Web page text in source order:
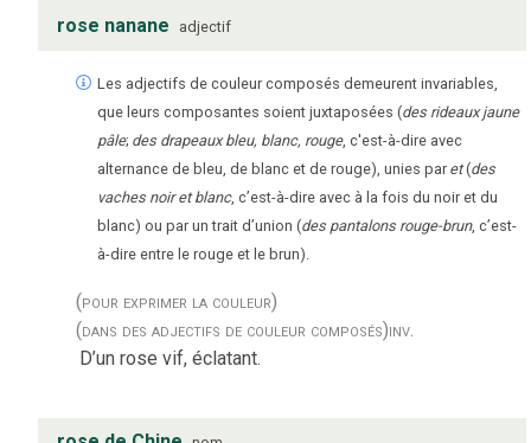
rose nanane adjectif
Les adjectifs de couleur composés demeurent invariables,
que leurs composantes soient juxtaposées (des rideaux jaune
pâle; des drapeaux bleu, blanc, rouge, c'est-à-dire avec
alternance de bleu, de blanc et de rouge), unies par et(des
vaches noir et blanc, c’est-à-dire avec à la fois du noir et du
blanc) ou par un trait d’union (des pantalons rouge-brun, c’est-
à-dire entre le rouge et le brun).
(pour exprimer la couleur)
(dans des adjectifs de couleur composés)inv.
D’un rose vif, éclatant.